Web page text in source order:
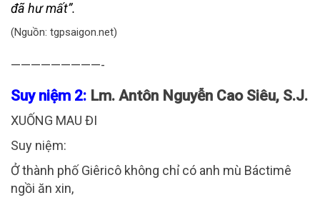
đã hư mất”.
(Nguồn: tgpsaigon.net)
—————————-
Suy niệm 2: Lm. Antôn Nguyễn Cao Siêu, S.J.
XUỐNG MAU ĐI
Suy niệm:
Ở thành phố Giêricô không chỉ có anh mù Báctimê
ngồi ăn xin,